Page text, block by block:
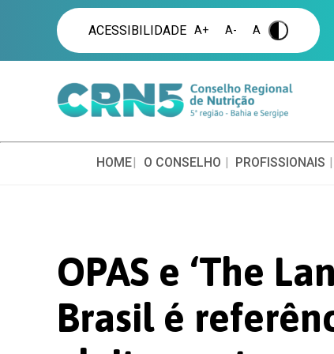
ACESSIBILIDADE A+ A- A .
HOME O CONSELHO PROFISSIONAIS
OPAS e ‘The
Brasil é